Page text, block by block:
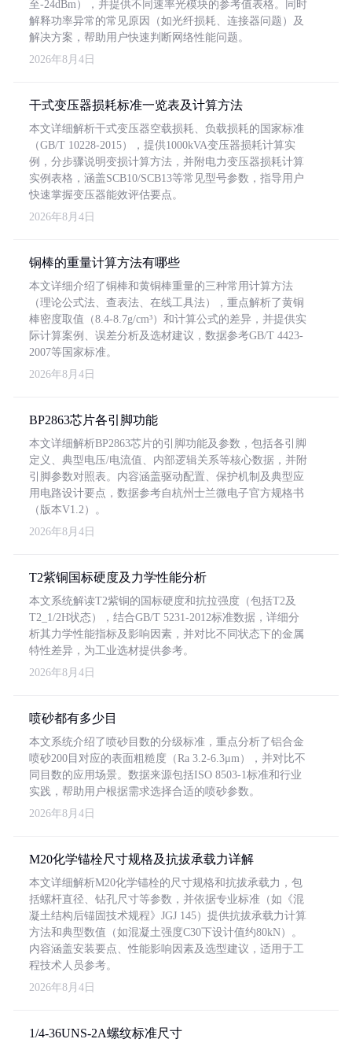
至-24dBm），并提供不同速率光模块的参考值表格。同时
解释功率异常的常见原因（如光纤损耗、连接器问题）及
解决方案，帮助用户快速判断网络性能问题。
2026年8月4日
干式变压器损耗标准一览表及计算方法
本文详细解析干式变压器空载损耗、负载损耗的国家标准
（GB/T 10228-2015），提供1000kVA变压器损耗计算实
例，分步骤说明变损计算方法，并附电力变压器损耗计算
实例表格，涵盖SCB10/SCB13等常见型号参数，指导用户
快速掌握变压器能效评估要点。
2026年8月4日
铜棒的重量计算方法有哪些
本文详细介绍了铜棒和黄铜棒重量的三种常用计算方法
（理论公式法、查表法、在线工具法），重点解析了黄铜
棒密度取值（8.4-8.7g/cm³）和计算公式的差异，并提供实
际计算案例、误差分析及选材建议，数据参考GB/T 4423-
2007等国家标准。
2026年8月4日
BP2863芯片各引脚功能
本文详细解析BP2863芯片的引脚功能及参数，包括各引脚
定义、典型电压/电流值、内部逻辑关系等核心数据，并附
引脚参数对照表。内容涵盖驱动配置、保护机制及典型应
用电路设计要点，数据参考自杭州士兰微电子官方规格书
（版本V1.2）。
2026年8月4日
T2紫铜国标硬度及力学性能分析
本文系统解读T2紫铜的国标硬度和抗拉强度（包括T2及
T2_1/2H状态），结合GB/T 5231-2012标准数据，详细分
析其力学性能指标及影响因素，并对比不同状态下的金属
特性差异，为工业选材提供参考。
2026年8月4日
喷砂都有多少目
本文系统介绍了喷砂目数的分级标准，重点分析了铝合金
喷砂200目对应的表面粗糙度（Ra 3.2-6.3μm），并对比不
同目数的应用场景。数据来源包括ISO 8503-1标准和行业
实践，帮助用户根据需求选择合适的喷砂参数。
2026年8月4日
M20化学锚栓尺寸规格及抗拔承载力详解
本文详细解析M20化学锚栓的尺寸规格和抗拔承载力，包
括螺杆直径、钻孔尺寸等参数，并依据专业标准（如《混
凝土结构后锚固技术规程》JGJ 145）提供抗拔承载力计算
方法和典型数值（如混凝土强度C30下设计值约80kN）。
内容涵盖安装要点、性能影响因素及选型建议，适用于工
程技术人员参考。
2026年8月4日
1/4-36UNS-2A螺纹标准尺寸